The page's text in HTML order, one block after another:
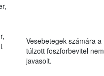
Vesebetegek számára a
túlzott foszforbevitel nem
javasolt.